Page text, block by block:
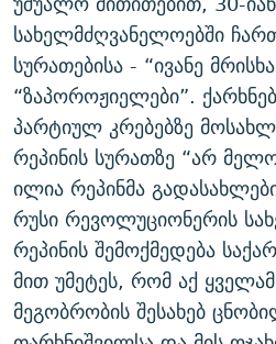
სახელმძღვანელოებში
სურათებისა - “ივანე
“ზაპოროჟიელები”.
პარტიულ კრებებზე
რეპინის სურათზე “არ
ილია რეპინმა
რუსი რევოლუციონერის
რეპინის შემოქმედება
მით უმეტეს, რომ აქ
მეგობრობის შესახებ